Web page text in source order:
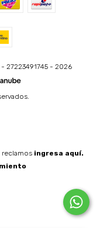
27223491745 - 2026
reclamos ingresa aquí.